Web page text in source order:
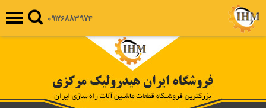
09126883974